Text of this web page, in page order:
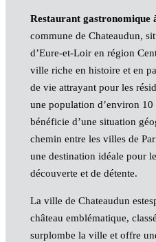
Restaurant gastronomique
commune de Chateaudun,
d’Eure-et-Loir en région
ville riche en histoire et en
de vie attrayant pour les
une population d’environ
bénéficie d’une situation
chemin entre les villes de
une destination idéale pour
découverte et de détente.
La ville de Chateaudun
château emblématique,
surplombe la ville et offre